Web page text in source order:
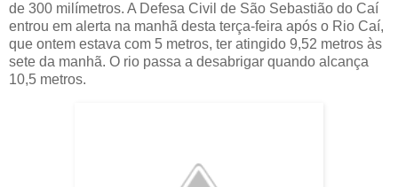
de 300 milímetros. A Defesa Civil de São Sebastião do Caí
entrou em alerta na manhã desta terça-feira após o Rio Caí,
que ontem estava com 5 metros, ter atingido 9,52 metros às
sete da manhã. O rio passa a desabrigar quando alcança
10,5 metros.